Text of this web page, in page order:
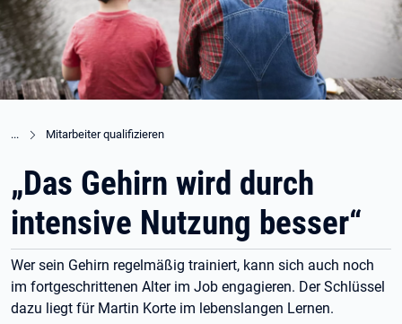
Mitarbeiter qualifizieren
„Das Gehirn wird durch
intensive Nutzung besser“
Wer sein Gehirn regelmäßig trainiert, kann sich auch noch
im fortgeschrittenen Alter im Job engagieren. Der Schlüssel
dazu liegt für Martin Korte im lebenslangen Lernen.